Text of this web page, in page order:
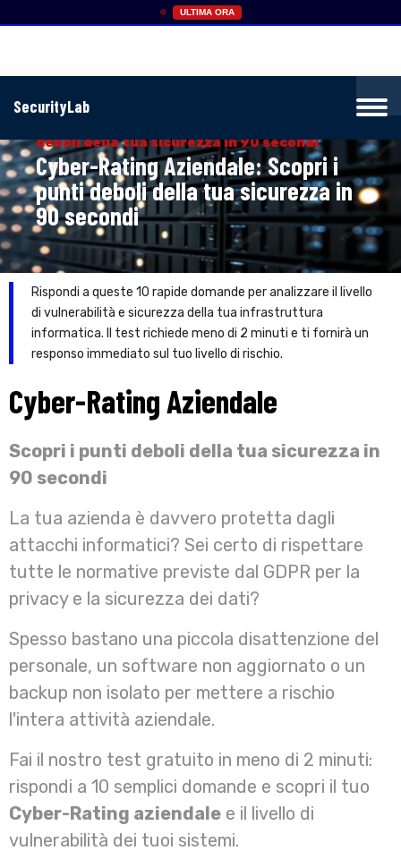
ULTIMA ORA
SecurityLab
deboli della tua sicurezza in 90 secondi
Cyber-Rating Aziendale: Scopri i
punti deboli della tua sicurezza in
90 secondi
Rispondi a queste 10 rapide domande per analizzare il livello
di vulnerabilità e sicurezza della tua infrastruttura
informatica. Il test richiede meno di 2 minuti e ti fornirà un
responso immediato sul tuo livello di rischio.
Cyber-Rating Aziendale
Scopri i punti deboli della tua sicurezza in
90 secondi
La tua azienda è davvero protetta dagli
attacchi informatici? Sei certo di rispettare
tutte le normative previste dal GDPR per la
privacy e la sicurezza dei dati?
Spesso bastano una piccola disattenzione del
personale, un software non aggiornato o un
backup non isolato per mettere a rischio
l'intera attività aziendale.
Fai il nostro test gratuito in meno di 2 minuti:
rispondi a 10 semplici domande e scopri il tuo
Cyber-Rating aziendale e il livello di
vulnerabilità dei tuoi sistemi.